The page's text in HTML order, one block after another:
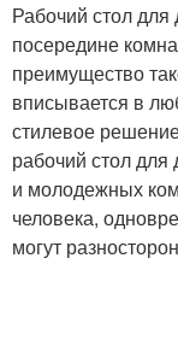
Рабочий стол для
посередине
преимущество
вписывается в
стилевое
рабочий стол для
и молодежных
человека,
могут